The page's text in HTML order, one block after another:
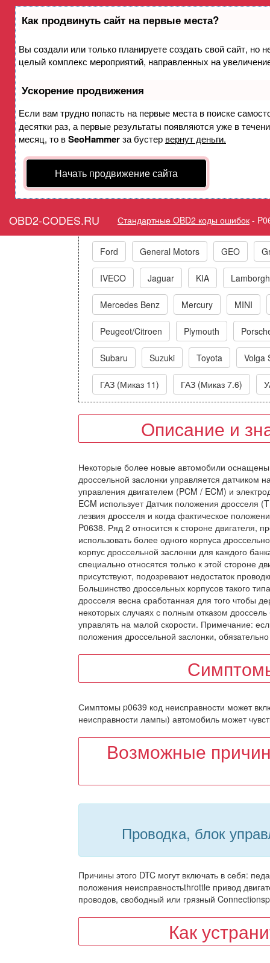
Как продвинуть сайт на первые места?
Вы создали или только планируете создать свой сайт, но
целый комплекс мероприятий, направленных на
Ускорение продвижения
Если вам трудно попасть на первые места в поиске
десятки раз, а первые результаты появляются уже в
месяц, то вSeoHammerза бустер вернут деньги.
Начать продвижение сайта
OBD2-CODES.RU Стандартные OBD2 коды ошибок -
Ошибка P0639
банк 2 -
Горит ошибка Check
Коды ошибок
Acura Alfa Romeo Audi/VW/
Ford General Motors GEO
IVECO Jaguar KIA
Mercedes Benz Mercury MINI
Peugeot/Citroen Plymouth
Subaru Suzuki Toyota Volga
ГАЗ (Миказ 11) ГАЗ (Миказ 7.6)
Описание и
Некоторые более новые автомобили
дроссельной заслонки управляется
управления двигателем (PCM / ECM) и
ECM использует Датчик положения дросселя
лезвия дросселя и когда фактическое
P0638. Ряд 2 относится к стороне двигателя,
использовать более одного корпуса
корпус дроссельной заслонки для каждого
специально относятся только к этой стороне
присутствуют, подозревают недостаток
Большинство дроссельных корпусов такого
дросселя весна сработанная для того чтобы
некоторых случаях с полным отказом
управлять на малой скорости. Примечание:
положения дроссельной заслонки,
Симптомы p0639 код неисправности может
неисправности лампы) автомобиль может
Возможные
Проводка, блок
Причины этого DTC могут включать в себя:
положения неисправностьthrottle привод
проводов, свободный или грязный
Как